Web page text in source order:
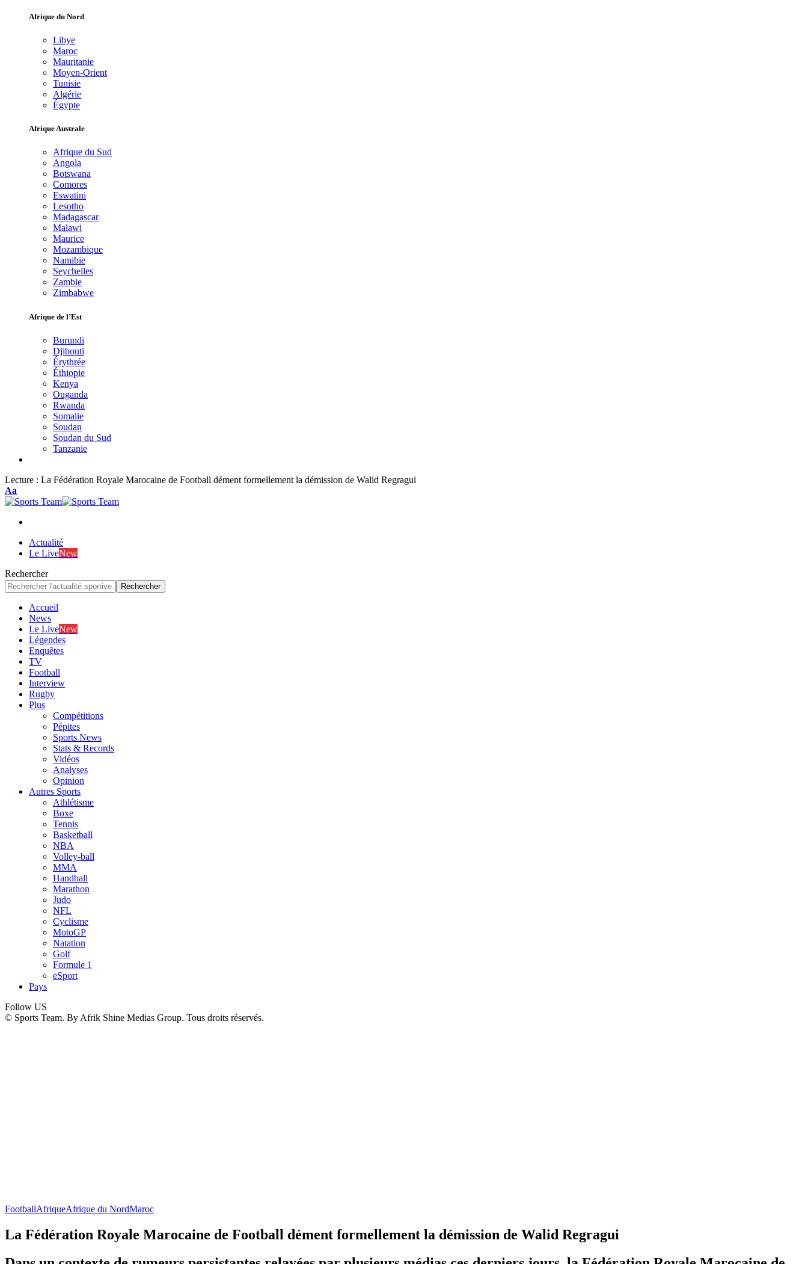
Afrique du Nord
Libye
Maroc
Mauritanie
Moyen-Orient
Tunisie
Algérie
Égypte
Afrique Australe
Afrique du Sud
Angola
Botswana
Comores
Eswatini
Lesotho
Madagascar
Malawi
Maurice
Mozambique
Namibie
Seychelles
Zambie
Zimbabwe
Afrique de l’Est
Burundi
Djibouti
Érythrée
Éthiopie
Kenya
Ouganda
Rwanda
Somalie
Soudan
Soudan du Sud
Tanzanie
Lecture : La Fédération Royale Marocaine de Football dément formellement la démission de Walid Regragui
Font
Resizer
Aa
Actualité
Le LiveNew
Rechercher
Accueil
News
Le LiveNew
Légendes
Enquêtes
TV
Football
Interview
Rugby
Plus
Compétitions
Pépites
Sports News
Stats & Records
Vidéos
Analyses
Opinion
Autres Sports
Athlétisme
Boxe
Tennis
Basketball
NBA
Volley-ball
MMA
Handball
Marathon
Judo
NFL
Cyclisme
MotoGP
Natation
Golf
Formule 1
eSport
Pays
Follow US
© Sports Team. By Afrik Shine Medias Group. Tous droits réservés.
FootballAfriqueAfrique du NordMaroc
La Fédération Royale Marocaine de Football dément formellement la démission de Walid Regragui